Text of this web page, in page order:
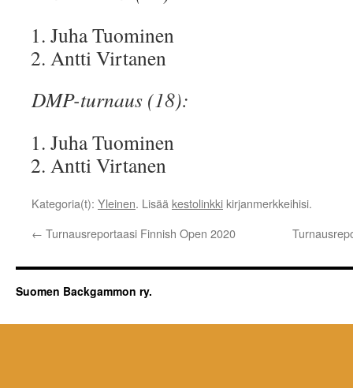
Juha Tuominen
Antti Virtanen
DMP-turnaus (18):
Juha Tuominen
Antti Virtanen
Kategoria(t): Yleinen. Lisää kestolinkki kirjanmerkkeihisi.
← Turnausreportaasi Finnish Open 2020
Suomen Backgammon ry.